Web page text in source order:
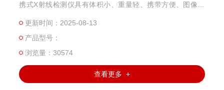
携式X射线检测仪具有体积小、重量轻、携带方便、图像对
品鉴定、邮包检查、法医尸检、火灾鉴定等任务。
更新时间：2025-08-13
产品型号：
浏览量：30574
查看更多 +